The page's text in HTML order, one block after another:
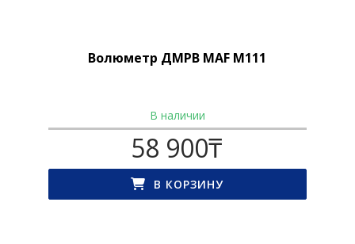
Волюметр ДМРВ MAF M111
В наличии
58 900₸
В КОРЗИНУ